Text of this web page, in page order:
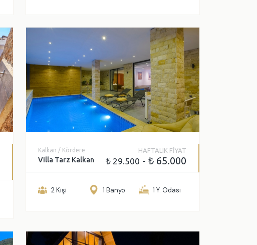
Kalkan / Kördere
Villa Tarz Kalkan
HAFTALIK FİYAT
₺ 29.500 - ₺ 65.000
2 Kişi 1 Banyo 1 Y. Odası